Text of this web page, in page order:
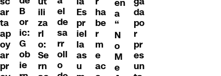
ar
ta
ap
oy
ar
pr
B
or
ic:
G
ob
ie
ili
za
rl
o:
Se
rn
el
de
sa
rr
oll
o
Es
pr
iel
la
as
u
ha
be
r
m
e
ac
en
a
“
N
o
M
e
da
po
r
pr
es
un